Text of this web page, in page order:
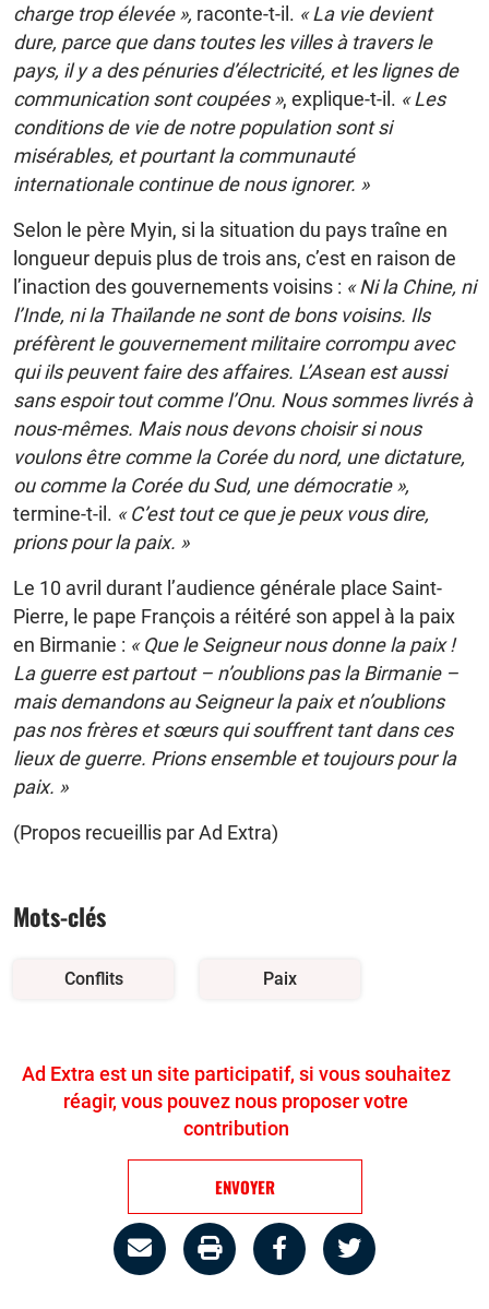
charge trop élevée », raconte-t-il. « La vie devient
dure, parce que dans toutes les villes à travers le
pays, il y a des pénuries d’électricité, et les lignes de
communication sont coupées », explique-t-il. « Les
conditions de vie de notre population sont si
misérables, et pourtant la communauté
internationale continue de nous ignorer. »
Selon le père Myin, si la situation du pays traîne en
longueur depuis plus de trois ans, c’est en raison de
l’inaction des gouvernements voisins : « Ni la Chine, ni
l’Inde, ni la Thaïlande ne sont de bons voisins. Ils
préfèrent le gouvernement militaire corrompu avec
qui ils peuvent faire des affaires. L’Asean est aussi
sans espoir tout comme l’Onu. Nous sommes livrés à
nous-mêmes. Mais nous devons choisir si nous
voulons être comme la Corée du nord, une dictature,
ou comme la Corée du Sud, une démocratie »,
termine-t-il. « C’est tout ce que je peux vous dire,
prions pour la paix. »
Le 10 avril durant l’audience générale place Saint-
Pierre, le pape François a réitéré son appel à la paix
en Birmanie : « Que le Seigneur nous donne la paix !
La guerre est partout – n’oublions pas la Birmanie –
mais demandons au Seigneur la paix et n’oublions
pas nos frères et sœurs qui souffrent tant dans ces
lieux de guerre. Prions ensemble et toujours pour la
paix. »
(Propos recueillis par Ad Extra)
Mots-clés
Conflits Paix
Ad Extra est un site participatif, si vous souhaitez
réagir, vous pouvez nous proposer votre
contribution
ENVOYER
Partage
par
ImprimerPartager
sur
Partager